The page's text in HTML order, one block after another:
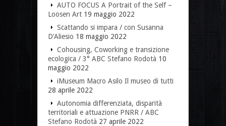
AUTO FOCUS A Portrait of the Self –
Loosen Art 19 maggio 2022
Scattando si impara / con Susanna
D’Aliesio 18 maggio 2022
Cohousing, Coworking e transizione
ecologica / 3° ABC Stefano Rodotà 10
maggio 2022
iMuseum Macro Asilo Il museo di tutti
28 aprile 2022
Autonomia differenziata, disparità
territoriali e attuazione PNRR / ABC
Stefano Rodotà 27 aprile 2022